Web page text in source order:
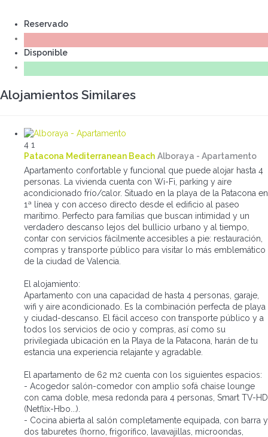
Reservado
Disponible
Alojamientos Similares
4 1
Patacona Mediterranean Beach Alboraya - Apartamento
Apartamento confortable y funcional que puede alojar hasta 4
personas. La vivienda cuenta con Wi-Fi, parking y aire
acondicionado frío/calor. Situado en la playa de la Patacona en
1ª línea y con acceso directo desde el edificio al paseo
marítimo. Perfecto para familias que buscan intimidad y un
verdadero descanso lejos del bullicio urbano y al tiempo,
contar con servicios fácilmente accesibles a pie: restauración,
compras y transporte público para visitar lo más emblemático
de la ciudad de Valencia.
El alojamiento:
Apartamento con una capacidad de hasta 4 personas, garaje,
wifi y aire acondicionado. Es la combinación perfecta de playa
y ciudad-descanso. El fácil acceso con transporte público y a
todos los servicios de ocio y compras, así como su
privilegiada ubicación en la Playa de la Patacona, harán de tu
estancia una experiencia relajante y agradable.
El apartamento de 62 m2 cuenta con los siguientes espacios:
- Acogedor salón-comedor con amplio sofá chaise lounge
con cama doble, mesa redonda para 4 personas, Smart TV-HD
(Netflix-Hbo...).
- Cocina abierta al salón completamente equipada, con barra y
dos taburetes (horno, frigorífico, lavavajillas, microondas,